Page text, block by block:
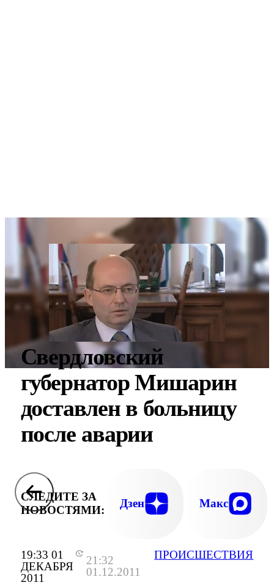
19:33 01
ДЕКАБРЯ
2011
21:32
01.12.2011
ПРОИСШЕСТВИЯ
Свердловский
губернатор Мишарин
доставлен в больницу
после аварии
СЛЕДИТЕ ЗА
НОВОСТЯМИ:
Дзен Макс